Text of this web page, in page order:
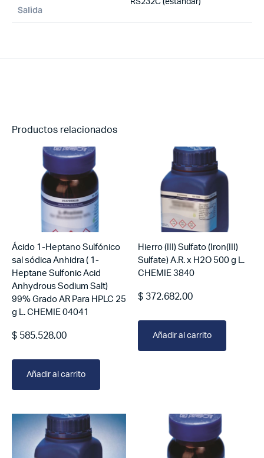
Salida
Productos relacionados
Ácido 1-Heptano Sulfónico
sal sódica Anhidra ( 1-
Heptane Sulfonic Acid
Anhydrous Sodium Salt)
99% Grado AR Para HPLC 25
g L. CHEMIE 04041
$ 585.528,00
Añadir al carrito
Hierro (III) Sulfato (Iron(III)
Sulfate) A.R. x H2O 500 g L.
CHEMIE 3840
$ 372.682,00
Añadir al carrito